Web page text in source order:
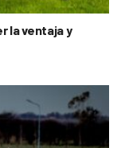
la ventaja y